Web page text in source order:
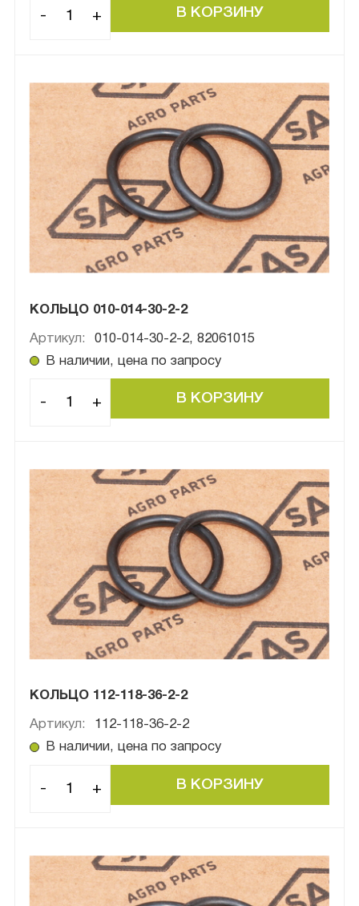
- +
КОЛЬЦО 010-014-30-2-2
Артикул:
010-014-30-2-2, 82061015
В наличии, цена по запросу
- +
КОЛЬЦО 112-118-36-2-2
Артикул:
112-118-36-2-2
В наличии, цена по запросу
- +